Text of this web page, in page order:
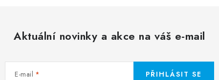
Aktuální novinky a akce na váš e-mail
E-mail PŘIHLÁSIT SE